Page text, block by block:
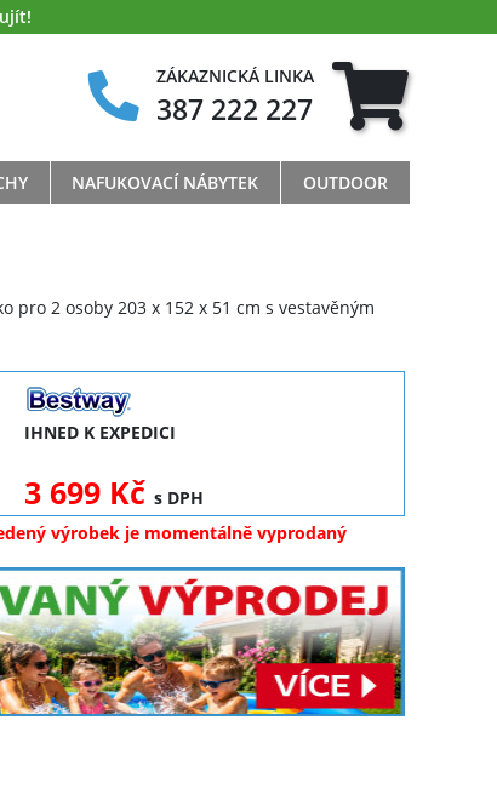
ZÁKAZNICKÁ LINKA
387 222 227
NAFUKOVACÍ NÁBYTEK OUTDOOR
pro 2 osoby 203 x 152 x 51 cm s vestavěným
IHNED K EXPEDICI
3 699 Kčs DPH
výrobek je momentálně vyprodaný